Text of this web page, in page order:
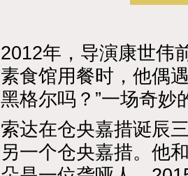
2012年，导演康世伟
素食馆用餐时，他偶
黑格尔吗？”一场奇妙
索达在仓央嘉措诞辰
另一个仓央嘉措。他